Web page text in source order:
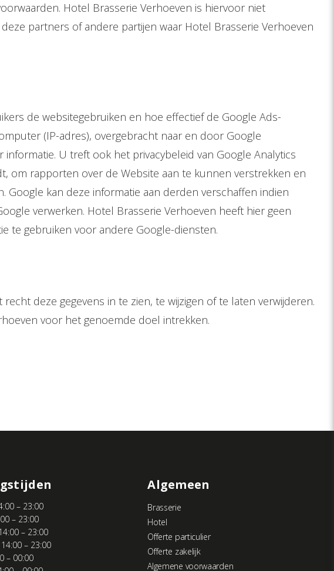
Hotel Brasserie Verhoeven is hiervoor niet
partners of andere partijen waar Hotel Brasserie Verhoeven
de websitegebruiken en hoe effectief de Google Ads-
(IP-adres), overgebracht naar en door Google
U treft ook het privacybeleid van Google Analytics
om rapporten over de Website aan te kunnen verstrekken en
kan deze informatie aan derden verschaffen indien
verwerken. Hotel Brasserie Verhoeven heeft hier geen
te gebruiken voor andere Google-diensten.
deze gegevens in te zien, te wijzigen of te laten verwijderen.
voor het genoemde doel intrekken.
– 23:00
– 23:00
– 23:00
– 23:00
– 00:00
Algemeen
Brasserie
Hotel
Offerte particulier
Offerte zakelijk
Algemene voorwaarden